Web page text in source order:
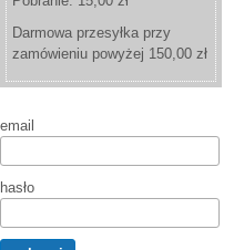
Darmowa przesyłka przy
zamówieniu powyżej 150,00 zł
email
hasło